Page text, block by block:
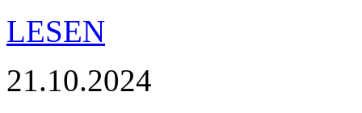
LESEN
21.10.2024